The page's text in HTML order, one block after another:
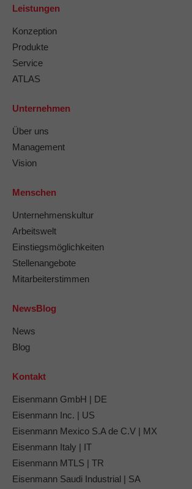
Leistungen
Konzeption
Produkte
Service
ATLAS
Unternehmen
Über uns
Management
Vision
Menschen
Unternehmenskultur
Arbeitswelt
Einstiegsmöglichkeiten
Stellenangebote
Mitarbeiterstimmen
NewsBlog
News
Blog
Kontakt
Eisenmann GmbH | DE
Eisenmann Inc. | US
Eisenmann Mexico S.A de C.V | MX
Eisenmann Italy | IT
Eisenmann MTLS | TR
Eisenmann Saudi Industrial | SA